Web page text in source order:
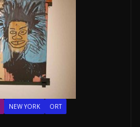
NEW YORK
ORT